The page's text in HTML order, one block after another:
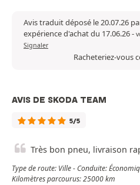
Avis traduit déposé le 20.07.26
expérience d'achat du 17.06.26-
Signaler
Racheteriez-vous
AVIS DE SKODA TEAM
5/5
Très bon pneu, livraison
Type de route: Ville - Conduite:
Kilomètres parcourus: 25000 km